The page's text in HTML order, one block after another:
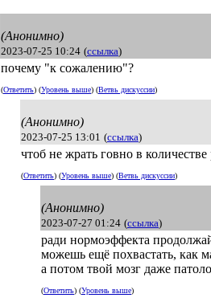
(Анонимно)
2023-07-25 10:24 (ссылка)
почему "к сожалению"?
(Ответить) (Уровень выше) (Ветвь дискуссии)
(Анонимно)
2023-07-25 13:01 (ссылка)
чтоб не жрать говно в
(Ответить) (Уровень выше) (Ветвь дискуссии)
(Анонимно)
2023-07-27 01:24 (ссылка)
ради нормоэффекта
можешь ещё похвастать, как
а потом твой мозг даже
(Ответить) (Уровень выше)